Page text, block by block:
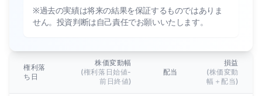
※過去の実績は将来の結果を保証するものではありま
せん。投資判断は自己責任でお願いいたします。
権利落
ち日
株価変動幅
(権利落日始値-
前日終値)
配当
損益
(株価変動
幅＋配当)